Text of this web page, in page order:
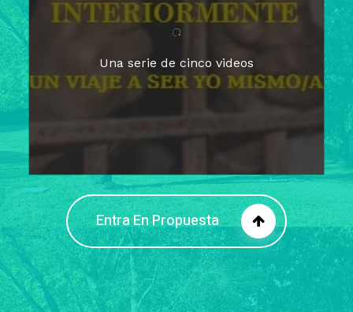
Una serie de cinco videos
El camino hacia la libertad
Barreras de la libertad interior
Fortaleciendo mi libertad
Entra En Propuesta